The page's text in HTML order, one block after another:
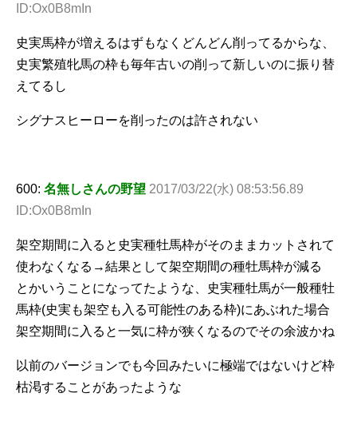
ID:Ox0B8mIn
史実馬枠が増えるはずもなくどんどん削ってるからな、
史実繁殖牝馬の枠も毎年古いの削って新しいのに振り替
えてるし
シグナスヒーローを削ったのは許されない
600: 名無しさんの野望 2017/03/22(水) 08:53:56.89
ID:Ox0B8mIn
架空期間に入ると史実種牡馬枠がそのままカットされて
使わなくなる→結果として架空期間の種牡馬枠が減る
とかいうことになってたような、史実種牡馬が一般種牡
馬枠(史実も架空も入る可能性のある枠)にあぶれた場合
架空期間に入ると一気に枠が狭くなるのでその余波かね
以前のバージョンでも今回みたいに極端ではないけど枠
枯渇することがあったような